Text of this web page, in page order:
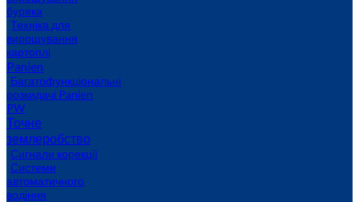
буряка
Техніка для
вирощування
картоплі
Panien
Багатофункціональні
розкидачі Panien
PW
Точне
землеробство
Сигнали корекції
Системи
автоматичного
водіння